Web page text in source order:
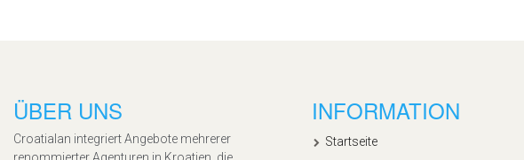
ÜBER UNS
Croatialan integriert Angebote mehrerer
INFORMATION
Startseite